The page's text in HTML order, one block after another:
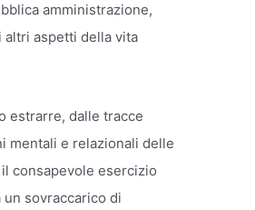
amministrazione,
altri aspetti della vita
estrarre, dalle tracce
mentali e relazionali delle
consapevole esercizio
sovraccarico di